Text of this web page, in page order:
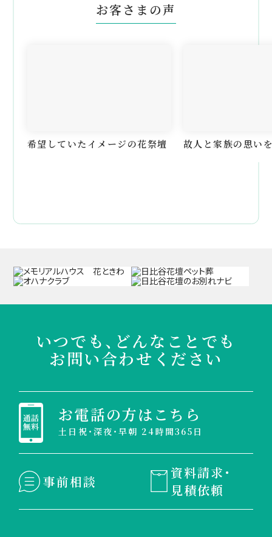
お客さまの声
希望していたイメージの花祭壇 故人と家族の思い
いつでも、どんなことでも
お問い合わせください
お電話の方はこちら
土日祝・深夜・早朝 24時間365日
事前相談
資料請求・
見積依頼